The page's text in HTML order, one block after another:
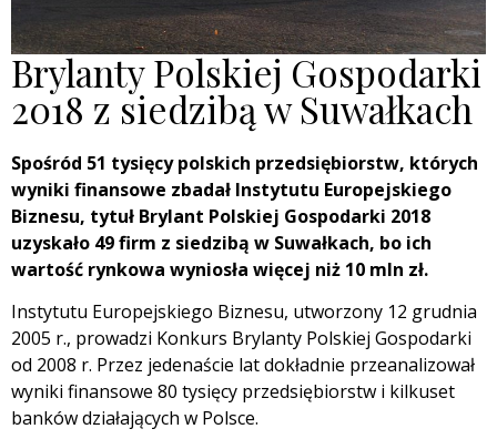
Brylanty Polskiej Gospodarki
2018 z siedzibą w Suwałkach
Spośród 51 tysięcy polskich przedsiębiorstw, których
wyniki finansowe zbadał Instytutu Europejskiego
Biznesu, tytuł Brylant Polskiej Gospodarki 2018
uzyskało 49 firm z siedzibą w Suwałkach, bo ich
wartość rynkowa wyniosła więcej niż 10 mln zł.
Instytutu Europejskiego Biznesu, utworzony 12 grudnia
2005 r., prowadzi Konkurs Brylanty Polskiej Gospodarki
od 2008 r. Przez jedenaście lat dokładnie przeanalizował
wyniki finansowe 80 tysięcy przedsiębiorstw i kilkuset
banków działających w Polsce.